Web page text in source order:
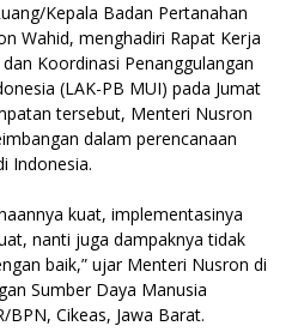
Kepala Badan Pertanahan
Wahid, menghadiri Rapat Kerja
Koordinasi Penanggulangan
(LAK-PB MUI) pada Jumat
tersebut, Menteri Nusron
dalam perencanaan
Indonesia.
kuat, implementasinya
nanti juga dampaknya tidak
baik,” ujar Menteri Nusron di
Sumber Daya Manusia
Cikeas, Jawa Barat.